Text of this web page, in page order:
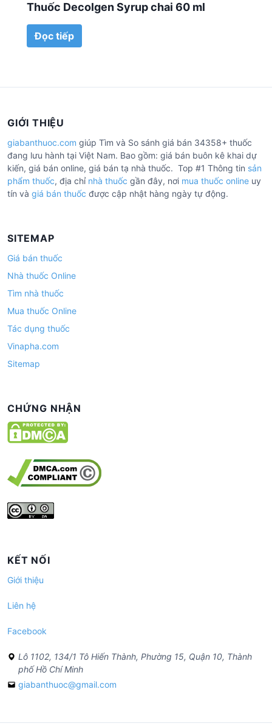
Thuốc Decolgen Syrup chai 60 ml
Đọc tiếp
GIỚI THIỆU
giabanthuoc.com giúp Tìm và So sánh giá bán 34358+ thuốc
đang lưu hành tại Việt Nam. Bao gồm: giá bán buôn kê khai dự
kiến, giá bán online, giá bán tạ nhà thuốc. Top #1 Thông tin sản
phẩm thuốc, địa chỉ nhà thuốc gần đây, nơi mua thuốc online uy
tín và giá bán thuốc được cập nhật hàng ngày tự động.
SITEMAP
Giá bán thuốc
Nhà thuốc Online
Tìm nhà thuốc
Mua thuốc Online
Tác dụng thuốc
Vinapha.com
Sitemap
CHỨNG NHẬN
KẾT NỐI
Giới thiệu
Liên hệ
Facebook
Lô 1102, 134/1 Tô Hiến Thành, Phường 15, Quận 10, Thành
phố Hồ Chí Minh
giabanthuoc@gmail.com